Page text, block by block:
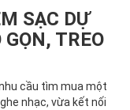
SẠC DỰ
TREO
cầu tìm mua một
nhạc, vừa kết nối